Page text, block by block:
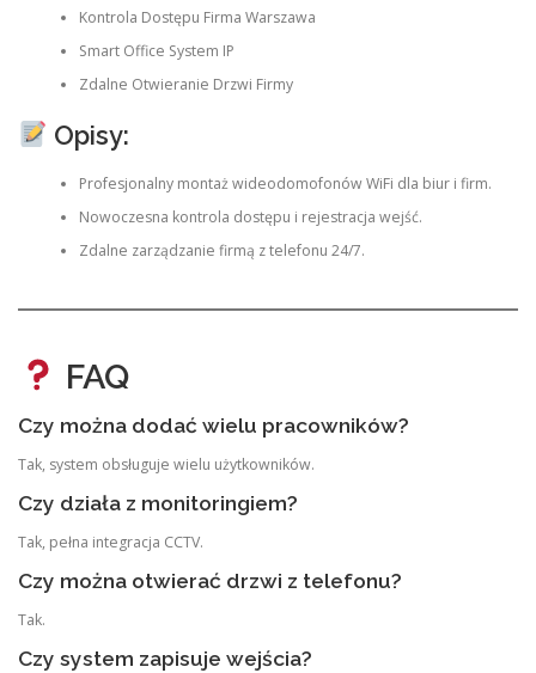
Kontrola Dostępu Firma Warszawa
Smart Office System IP
Zdalne Otwieranie Drzwi Firmy
Opisy:
Profesjonalny montaż wideodomofonów WiFi dla biur i firm.
Nowoczesna kontrola dostępu i rejestracja wejść.
Zdalne zarządzanie firmą z telefonu 24/7.
FAQ
Czy można dodać wielu pracowników?
Tak, system obsługuje wielu użytkowników.
Czy działa z monitoringiem?
Tak, pełna integracja CCTV.
Czy można otwierać drzwi z telefonu?
Tak.
Czy system zapisuje wejścia?